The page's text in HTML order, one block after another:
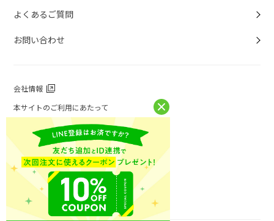
よくあるご質問
お問い合わせ
会社情報
本サイトのご利用にあたって
個人情報保護方針
個人情報取扱について
特定商取引法に基づく表記
お問い合わせ
ニチレイフーズ公式ホームページ